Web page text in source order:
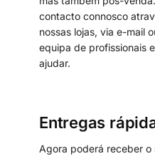
contacto connosco
nossas lojas, via e-mail
equipa de profissionais
ajudar.
Entregas
Agora poderá receber o